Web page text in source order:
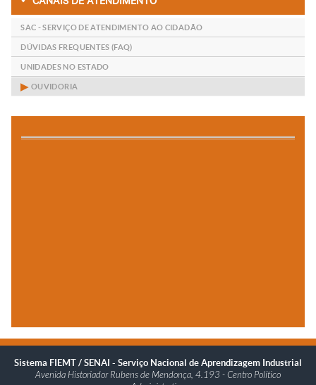
SAC - SERVIÇO DE ATENDIMENTO AO CIDADÃO
DÚVIDAS FREQUENTES (FAQ)
UNIDADES NO ESTADO
OUVIDORIA
Sistema FIEMT / SENAI - ​​Serviço Nacional de Aprendizagem Industrial
Avenida Historiador Rubens de Mendonça, 4.193 - Centro Político